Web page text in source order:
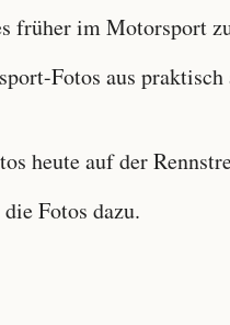
früher im Motorsport
Fotos aus praktisch
heute auf der
Fotos dazu.